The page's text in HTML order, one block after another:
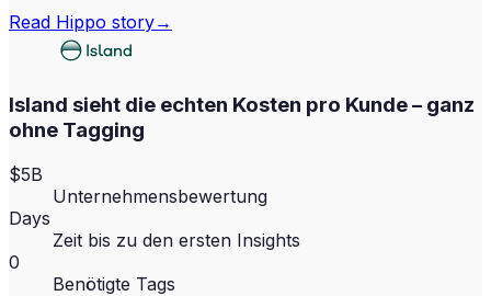
Read Hippo story→
Island sieht die echten Kosten pro Kunde – ganz
ohne Tagging
$5B
Unternehmensbewertung
Days
Zeit bis zu den ersten Insights
0
Benötigte Tags